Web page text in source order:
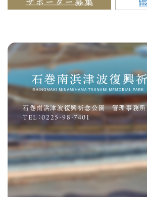
石巻南浜津波復興祈念公園 管理事務所
TEL：0225-98-7401